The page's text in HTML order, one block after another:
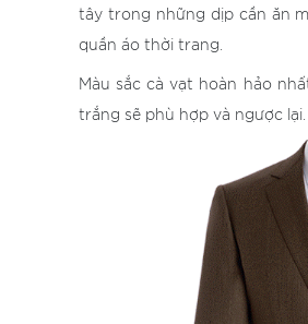
tây trong những dịp cần ăn
quần áo thời trang.
Màu sắc cà vạt hoàn hảo
trắng sẽ phù hợp và ngược